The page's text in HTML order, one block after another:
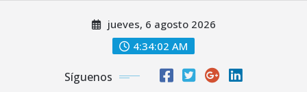
jueves, 6 agosto 2026
4:34:03 AM
Síguenos